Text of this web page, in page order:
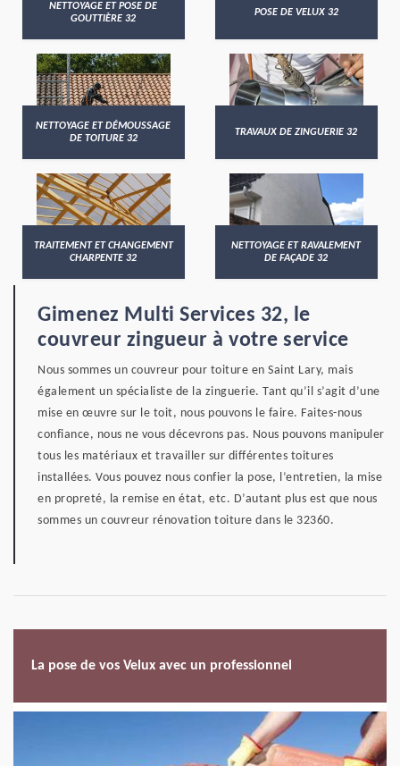
NETTOYAGE ET POSE DE
GOUTTIÈRE 32
POSE DE VELUX 32
NETTOYAGE ET DÉMOUSSAGE
DE TOITURE 32
TRAVAUX DE ZINGUERIE 32
TRAITEMENT ET CHANGEMENT
CHARPENTE 32
NETTOYAGE ET RAVALEMENT
DE FAÇADE 32
Gimenez Multi Services 32, le
couvreur zingueur à votre service
Nous sommes un couvreur pour toiture en Saint Lary, mais
également un spécialiste de la zinguerie. Tant qu’il s’agit d’une
mise en œuvre sur le toit, nous pouvons le faire. Faites-nous
confiance, nous ne vous décevrons pas. Nous pouvons manipuler
tous les matériaux et travailler sur différentes toitures
installées. Vous pouvez nous confier la pose, l’entretien, la mise
en propreté, la remise en état, etc. D’autant plus est que nous
sommes un couvreur rénovation toiture dans le 32360.
La pose de vos Velux avec un professionnel